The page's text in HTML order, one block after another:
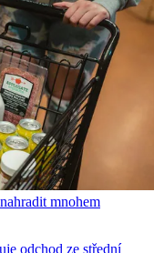
mnohem
odchod ze střední